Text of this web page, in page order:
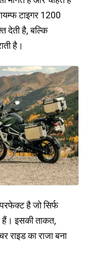
टाइगर 1200
देती है, बल्कि
है।
है जो सिर्फ
हैं। इसकी ताकत,
राइड का राजा बना